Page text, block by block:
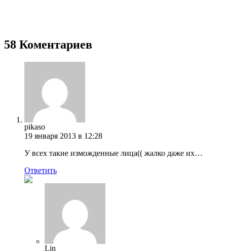
58 Коментариев
pikaso
19 января 2013 в 12:28
У всех такие изможденные лица(( жалко даже их…
Ответить
Lin